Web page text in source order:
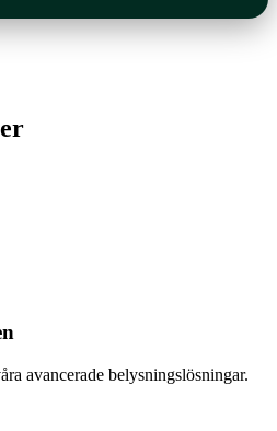
avancerade belysningslösningar.